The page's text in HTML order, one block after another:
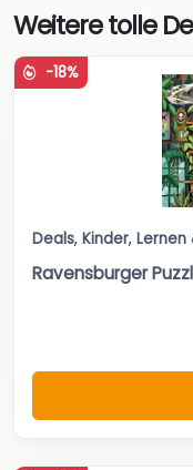
Weitere tolle
-18%
Deals, Kinder, Lernen
Ravensburger